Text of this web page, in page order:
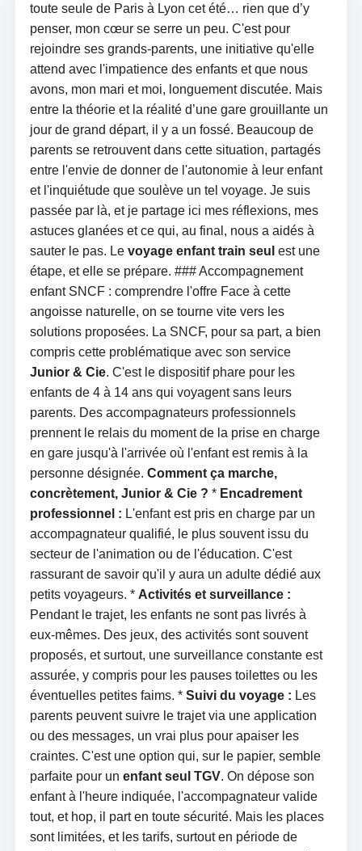
toute seule de Paris à Lyon cet été… rien que d’y
penser, mon cœur se serre un peu. C'est pour
rejoindre ses grands-parents, une initiative qu'elle
attend avec l'impatience des enfants et que nous
avons, mon mari et moi, longuement discutée. Mais
entre la théorie et la réalité d’une gare grouillante un
jour de grand départ, il y a un fossé. Beaucoup de
parents se retrouvent dans cette situation, partagés
entre l'envie de donner de l'autonomie à leur enfant
et l'inquiétude que soulève un tel voyage. Je suis
passée par là, et je partage ici mes réflexions, mes
astuces glanées et ce qui, au final, nous a aidés à
sauter le pas. Le voyage enfant train seul est une
étape, et elle se prépare. ### Accompagnement
enfant SNCF : comprendre l'offre Face à cette
angoisse naturelle, on se tourne vite vers les
solutions proposées. La SNCF, pour sa part, a bien
compris cette problématique avec son service
Junior & Cie. C'est le dispositif phare pour les
enfants de 4 à 14 ans qui voyagent sans leurs
parents. Des accompagnateurs professionnels
prennent le relais du moment de la prise en charge
en gare jusqu'à l'arrivée où l'enfant est remis à la
personne désignée. Comment ça marche,
concrètement, Junior & Cie ? * Encadrement
professionnel : L'enfant est pris en charge par un
accompagnateur qualifié, le plus souvent issu du
secteur de l'animation ou de l'éducation. C'est
rassurant de savoir qu'il y aura un adulte dédié aux
petits voyageurs. * Activités et surveillance :
Pendant le trajet, les enfants ne sont pas livrés à
eux-mêmes. Des jeux, des activités sont souvent
proposés, et surtout, une surveillance constante est
assurée, y compris pour les pauses toilettes ou les
éventuelles petites faims. * Suivi du voyage : Les
parents peuvent suivre le trajet via une application
ou des messages, un vrai plus pour apaiser les
craintes. C'est une option qui, sur le papier, semble
parfaite pour un enfant seul TGV. On dépose son
enfant à l'heure indiquée, l'accompagnateur valide
tout, et hop, il part en toute sécurité. Mais les places
sont limitées, et les tarifs, surtout en période de